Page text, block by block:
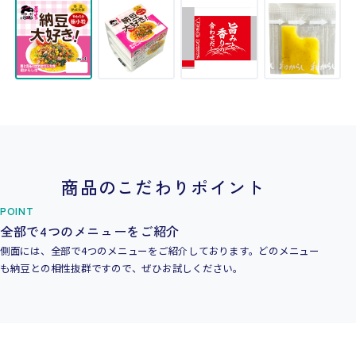
商品のこだわりポイント
POINT
全部で4つのメニューをご紹介
側面には、全部で4つのメニューをご紹介しております。どのメニュー
も納豆との相性抜群ですので、ぜひお試しください。